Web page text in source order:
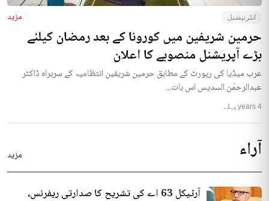
انٹرنیشنل
حرمین شریفین میں کورونا کے بعد رمضان کیلئے
بڑے آپریشنل منصوبے کا اعلان
عرب میڈیا کی رپورٹ کے مطابق حرمین شریفین انتظامیہ کے سربراہ ڈاکٹر
عبدالرحمٰن السدیس اس بات...
4 years پہلے
آراء مزید